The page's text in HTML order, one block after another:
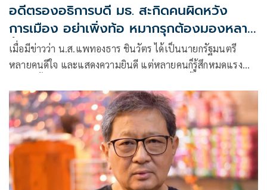
อดีตรองอธิการบดี มธ. สะกิดคนผิดหวัง
การเมือง อย่าเพิ่งท้อ หมากรุกต้องมองหลาย
ชั้น
เมื่อมีข่าวว่า น.ส.แพทองธาร ชินวัตร ได้เป็นนายกรัฐมนตรี
หลายคนดีใจ และแสดงความยินดี แต่หลายคนก็รู้สึกหมดแรง
อกว่า ปรากฏการณ์ที่เกิดขึ้นนี้ก็คือปรากฏการณ์ของระบอบ
ประชาธิปไตยของไทยที่เกิดขึ้นซ้ำแล้วซ้ำเล่า